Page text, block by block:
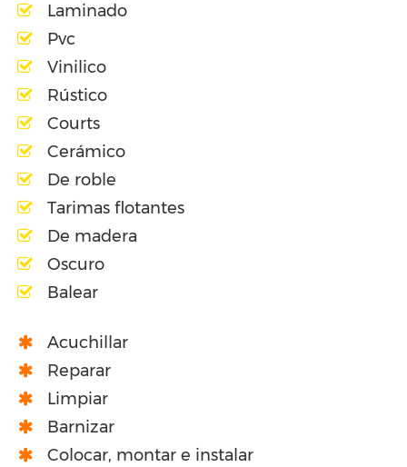
Laminado
Pvc
Vinilico
Rústico
Courts
Cerámico
De roble
Tarimas flotantes
De madera
Oscuro
Balear
Acuchillar
Reparar
Limpiar
Barnizar
Colocar, montar e instalar